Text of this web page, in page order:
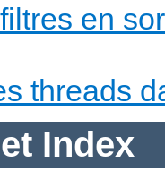
en
threads
Index